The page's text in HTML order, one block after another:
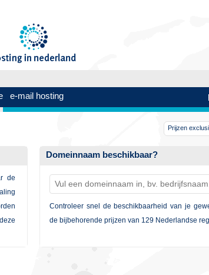
e-mail hosting
Prijzen
de
Domeinnaam beschikbaar?
Controleer snel de beschikbaarheid van je
de bijbehorende prijzen van 129 Nederlandse